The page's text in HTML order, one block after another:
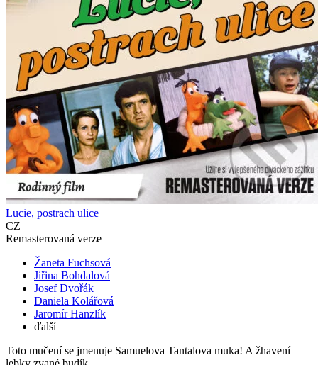
Lucie, postrach ulice
CZ
Remasterovaná verze
Žaneta Fuchsová
Jiřina Bohdalová
Josef Dvořák
Daniela Kolářová
Jaromír Hanzlík
ďalší
Toto mučení se jmenuje Samuelova Tantalova muka! A žhavení